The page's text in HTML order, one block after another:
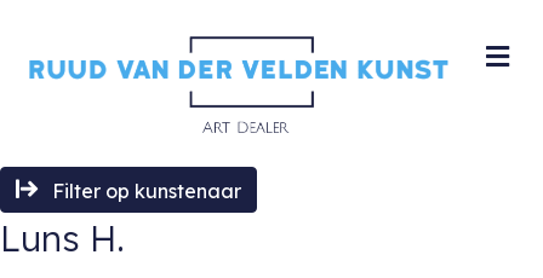
Filter op kunstenaar
Luns H.